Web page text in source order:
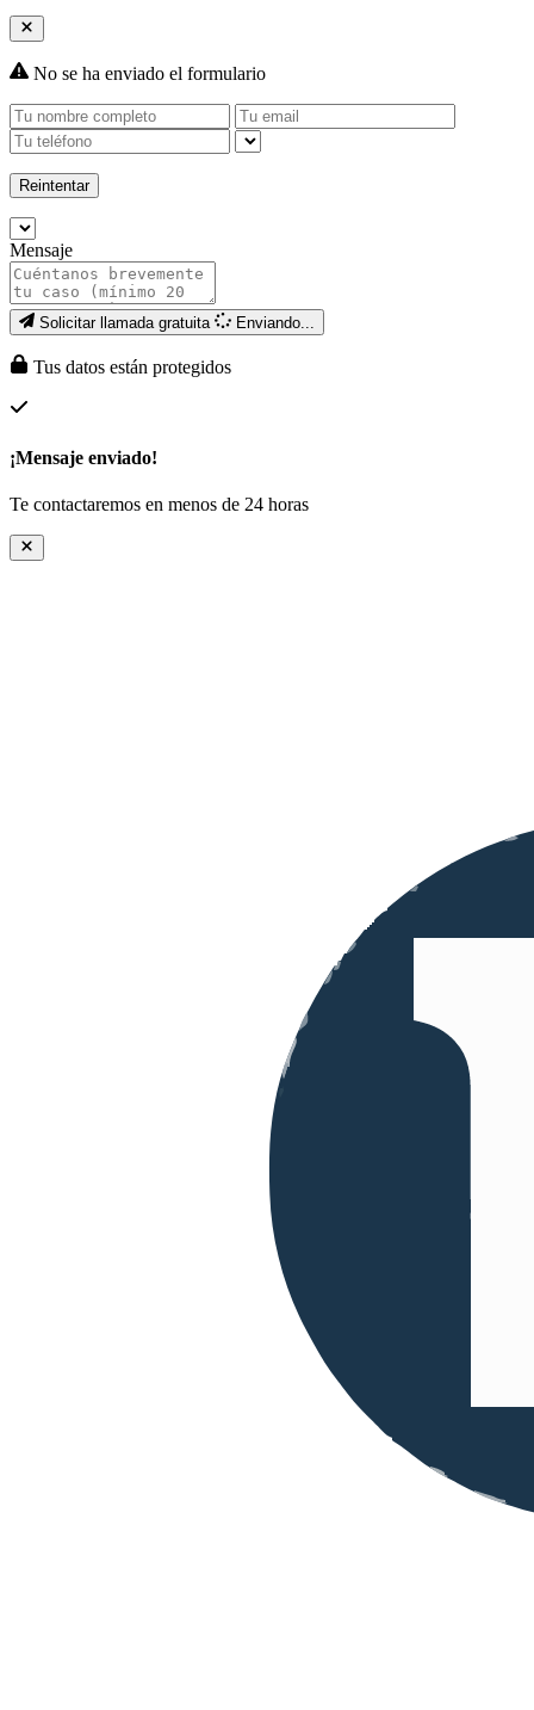
No se ha enviado el formulario
Reintentar
Mensaje
Solicitar llamada gratuita Enviando...
Tus datos están protegidos
¡Mensaje enviado!
Te contactaremos en menos de 24 horas